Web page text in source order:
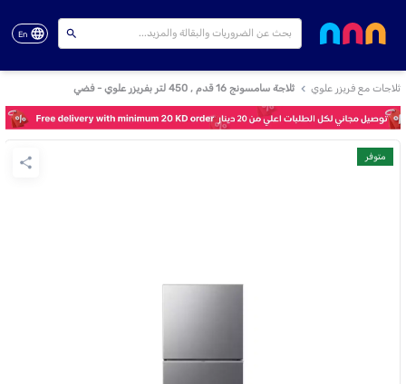
En
ثلاجات مع فريزر علوي ثلاجة سامسونج 16 قدم , 450 لتر بفريزر علوي - فضي
متوفر